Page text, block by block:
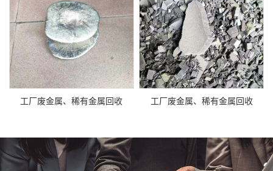
工厂废金属、稀有金属回收 工厂废金属、稀有金属回收